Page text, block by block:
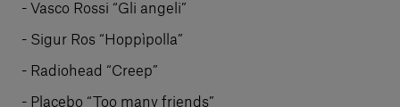
Vasco Rossi “Gli angeli”
Sigur Ros “Hoppìpolla”
Radiohead “Creep”
Placebo “Too many friends”